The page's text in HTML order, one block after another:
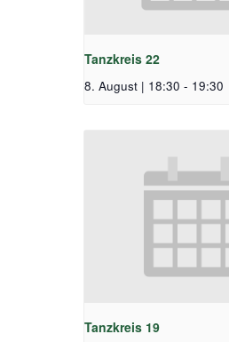
Tanzkreis 22
8. August | 18:30 - 19:30
Tanzkreis 19